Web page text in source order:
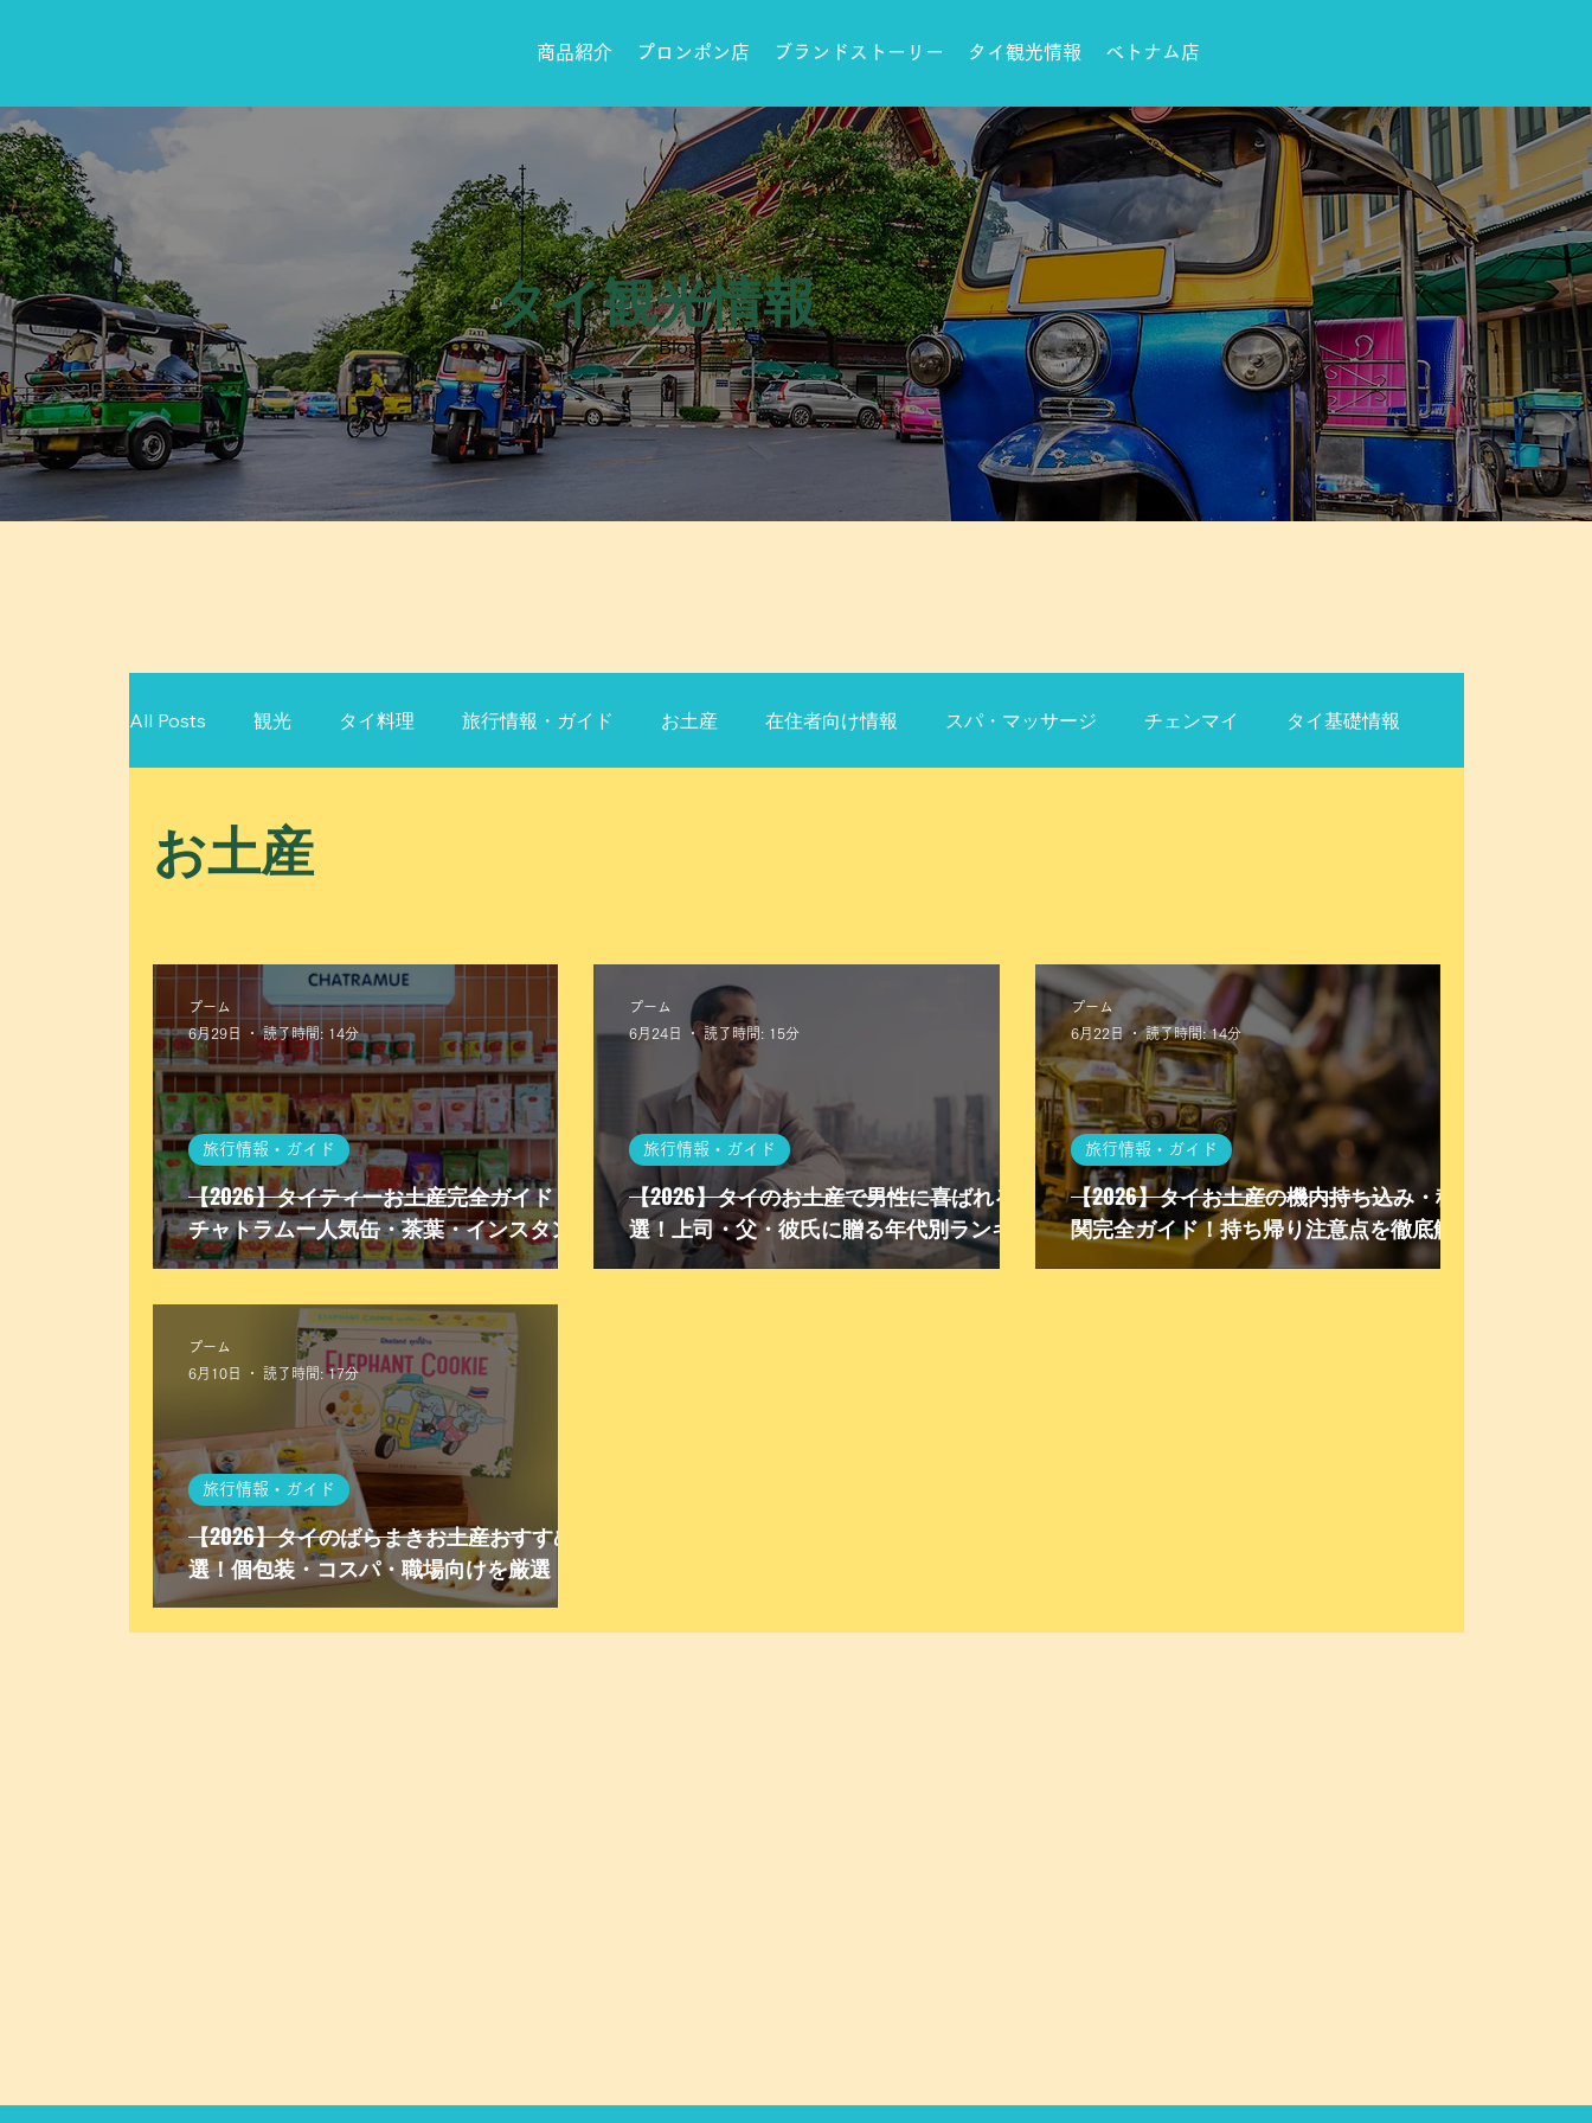
商品紹介 プロンポン店 ブランドストーリー タイ観光情報 ベトナム店
​タイ観光情報​
Blog
All Posts 観光 タイ料理 旅行情報・ガイド お土産 在住者向け情報 スパ・マッサージ チェンマイ タイ基礎情報
お土産
【2026】タイティーお土産完全ガイド！
チャトラムー人気缶・茶葉・インスタント
徹底解説
旅行情報・ガイド
プーム
6月29日
読了時間: 14分
【2026】タイのお土産で男性に喜ばれる15
選！上司・父・彼氏に贈る年代別ランキン
グ
旅行情報・ガイド
プーム
6月24日
読了時間: 15分
【2026】タイお土産の機内持ち込み・税
関完全ガイド！持ち帰り注意点を徹底解説
旅行情報・ガイド
プーム
6月22日
読了時間: 14分
【2026】タイのばらまきお土産おすすめ15
選！個包装・コスパ・職場向けを厳選
旅行情報・ガイド
プーム
6月10日
読了時間: 17分